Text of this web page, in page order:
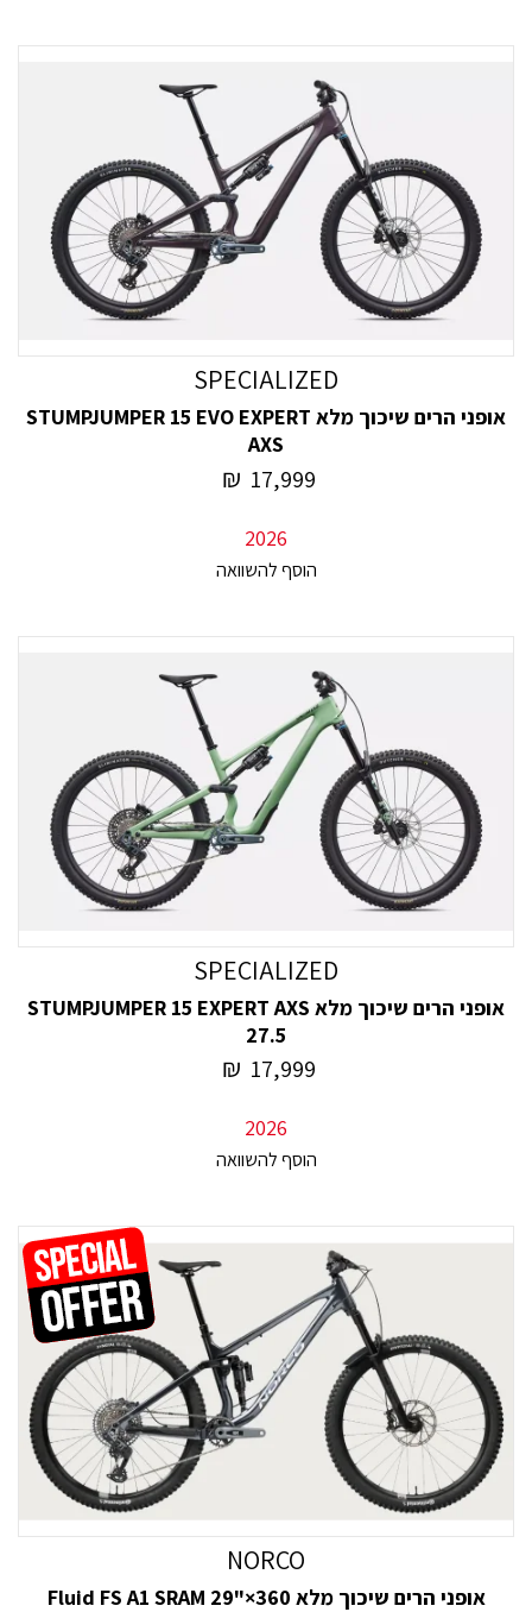
SPECIALIZED
אופני הרים שיכוך מלא STUMPJUMPER 15 EVO EXPERT
AXS
17,999
₪
2026
SPECIALIZED
אופני הרים שיכוך מלא STUMPJUMPER 15 EXPERT AXS
27.5
17,999
₪
2026
NORCO
אופני הרים שיכוך מלא Fluid FS A1 SRAM 29"×360